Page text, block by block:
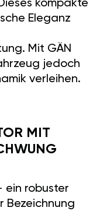
kompakte
Eleganz
Mit GÄN
jedoch
verleihen.
MIT
ein robuster
Bezeichnung